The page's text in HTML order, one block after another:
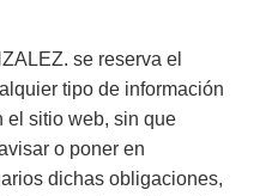
se reserva el
tipo de información
el sitio web, sin que
o poner en
dichas obligaciones,